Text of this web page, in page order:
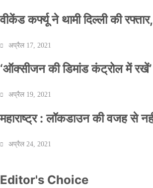
वीकेंड कर्फ्यू ने थामी दिल्ली की
अप्रैल 17, 2021
‘ऑक्सीजन की डिमांड कंट्रोल में रखें’
अप्रैल 19, 2021
महाराष्ट्र : लॉकडाउन की वजह से
अप्रैल 24, 2021
Editor's Choice